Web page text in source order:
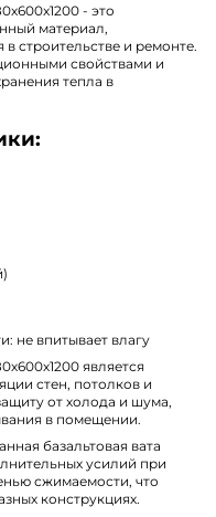
- это
материал,
строительстве и ремонте.
свойствами и
тепла в
не впитывает влагу
является
стен, потолков и
от холода и шума,
в помещении.
базальтовая вата
усилий при
сжимаемости, что
конструкциях.